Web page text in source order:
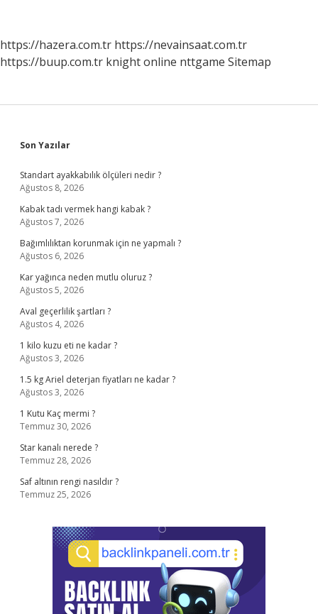
https://hazera.com.tr https://nevainsaat.com.tr
https://buup.com.tr knight online nttgame Sitemap
Sidebar
Son Yazılar
Standart ayakkabılık ölçüleri nedir ?
Ağustos 8, 2026
Kabak tadı vermek hangi kabak ?
Ağustos 7, 2026
Bağımlılıktan korunmak için ne yapmalı ?
Ağustos 6, 2026
Kar yağınca neden mutlu oluruz ?
Ağustos 5, 2026
Aval geçerlilik şartları ?
Ağustos 4, 2026
1 kilo kuzu eti ne kadar ?
Ağustos 3, 2026
1.5 kg Ariel deterjan fiyatları ne kadar ?
Ağustos 3, 2026
1 Kutu Kaç mermi ?
Temmuz 30, 2026
Star kanalı nerede ?
Temmuz 28, 2026
Saf altının rengi nasıldır ?
Temmuz 25, 2026